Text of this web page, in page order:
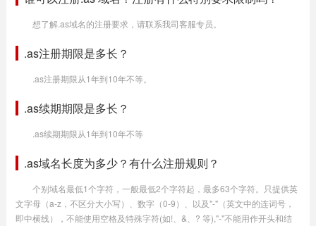
想了解.as域名的注册要求，请联系我司客服专员。
.as注册期限是多长？
.as注册期限从1年到10年不等。
.as续期期限是多长？
.as续期期限从1年到10年不等
.as域名长度为多少？有什么注册规则？
个别域名最低1个字符，一般最低2个字符起，最多63个字符。只提供英
文字母（a-z，不区分大小写）、数字（0-9）、以及"-"（英文中的连词号，
即中横线），不能使用空格及特殊字符(如!、&、? 等),"-"不能用作开头和结